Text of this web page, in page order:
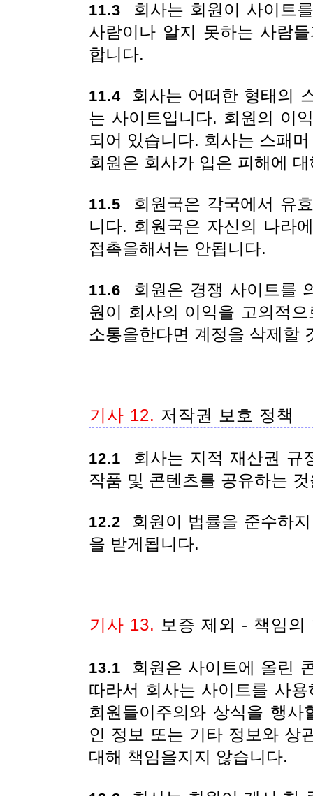
11.3 회사는 회원이 사이트
사람이나 알지 못하는 사람
합니다.
11.4 회사는 어떠한 형태의
는 사이트입니다. 회원의 이
되어 있습니다. 회사는 스패
회원은 회사가 입은 피해에
11.5 회원국은 각국에서 유
니다. 회원국은 자신의 나라
접촉을해서는 안됩니다.
11.6 회원은 경쟁 사이트를
원이 회사의 이익을 고의적
소통을한다면 계정을 삭제할
기사 12. 저작권 보호 정책
12.1 회사는 지적 재산권 규
작품 및 콘텐츠를 공유하는
12.2 회원이 법률을 준수하
을 받게됩니다.
기사 13. 보증 제외 - 책임의
13.1 회원은 사이트에 올린
따라서 회사는 사이트를 사
회원들이주의와 상식을 행
인 정보 또는 기타 정보와 상
대해 책임을지지 않습니다.